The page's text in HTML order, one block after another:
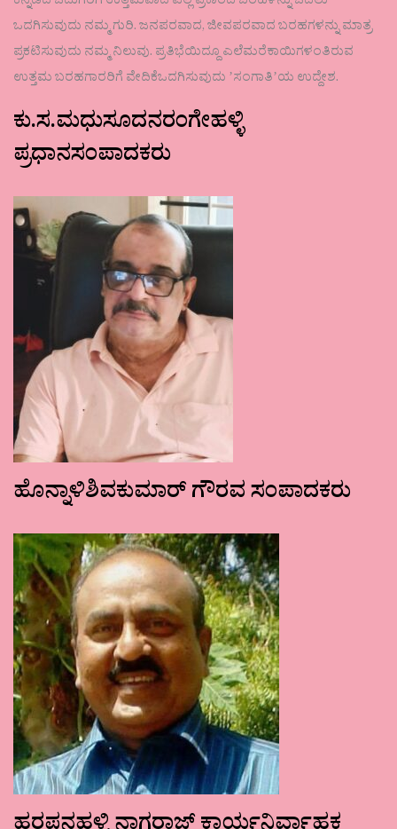
ಒದಗಿಸುವುದು ನಮ್ಮ ಗುರಿ. ಜನಪರವಾದ, ಜೀವಪರವಾದ ಬರಹಗಳನ್ನು ಮಾತ್ರ
ಪ್ರಕಟಿಸುವುದು ನಮ್ಮ ನಿಲುವು. ಪ್ರತಿಭೆಯಿದ್ದೂ ಎಲೆಮರೆಕಾಯಿಗಳಂತಿರುವ
ಉತ್ತಮ ಬರಹಗಾರರಿಗೆ ವೇದಿಕೆಒದಗಿಸುವುದು ʼಸಂಗಾತಿʼಯ ಉದ್ದೇಶ.
ಕು.ಸ.ಮಧುಸೂದನರಂಗೇಹಳ್ಳಿ
ಪ್ರಧಾನಸಂಪಾದಕರು
ಹೊನ್ನಾಳಿಶಿವಕುಮಾರ್ ಗೌರವ ಸಂಪಾದಕರು